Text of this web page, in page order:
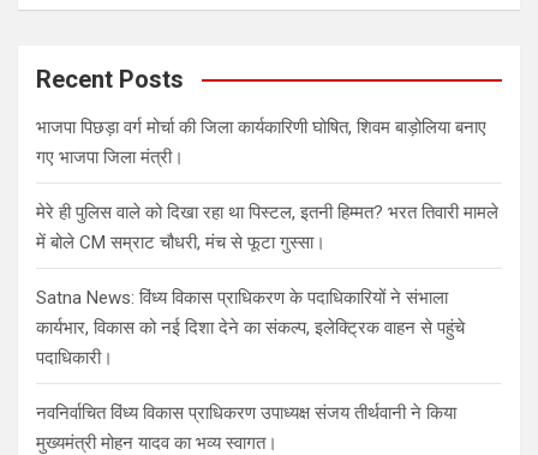
a
c
Recent Posts
भाजपा पिछड़ा वर्ग मोर्चा की जिला कार्यकारिणी घोषित, शिवम बाड़ोलिया बनाए
गए भाजपा जिला मंत्री।
मेरे ही पुलिस वाले को दिखा रहा था पिस्टल, इतनी हिम्मत? भरत तिवारी मामले
में बोले CM सम्राट चौधरी, मंच से फूटा गुस्सा।
Satna News: विंध्य विकास प्राधिकरण के पदाधिकारियों ने संभाला
कार्यभार, विकास को नई दिशा देने का संकल्प, इलेक्ट्रिक वाहन से पहुंचे
पदाधिकारी।
नवनिर्वाचित विंध्य विकास प्राधिकरण उपाध्यक्ष संजय तीर्थवानी ने किया
मुख्यमंत्री मोहन यादव का भव्य स्वागत।